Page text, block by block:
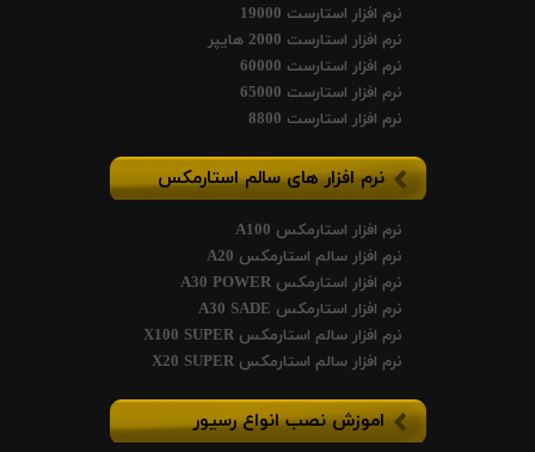
نرم افزار استارست 19000
نرم افزار استارست 2000 هایپر
نرم افزار استارست 60000
نرم افزار استارست 65000
نرم افزار استارست 8800
نرم افزار های سالم استارمکس
نرم افزار استارمکس A100
نرم افزار سالم استارمکس A20
نرم افزار استارمکس A30 POWER
نرم افزار استارمکس A30 SADE
نرم افزار سالم استارمکس X100 SUPER
نرم افزار سالم استارمکس X20 SUPER
اموزش نصب انواع رسیور